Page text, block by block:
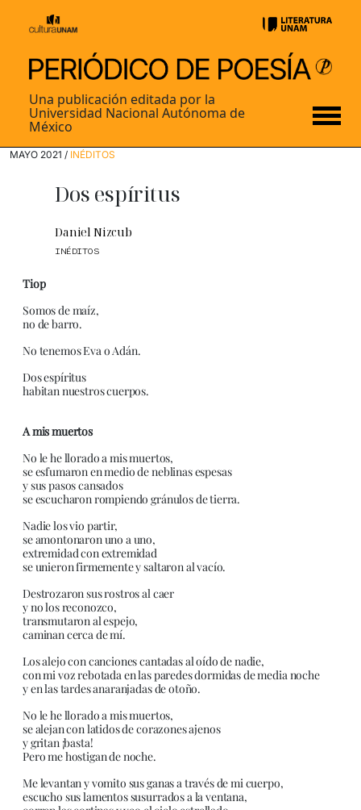
Una publicación editada por la
Universidad Nacional Autónoma de
México
MAYO 2021 / INÉDITOS
Dos espíritus
Daniel Nizcub
INÉDITOS
Tiop
Somos de maíz,
no de barro.
No tenemos Eva o Adán.
Dos espíritus
habitan nuestros cuerpos.
A mis muertos
No le he llorado a mis muertos,
se esfumaron en medio de neblinas espesas
y sus pasos cansados
se escucharon rompiendo gránulos de tierra.
Nadie los vio partir,
se amontonaron uno a uno,
extremidad con extremidad
se unieron firmemente y saltaron al vacío.
Destrozaron sus rostros al caer
y no los reconozco,
transmutaron al espejo,
caminan cerca de mí.
Los alejo con canciones cantadas al oído de nadie,
con mi voz rebotada en las paredes dormidas de media noche
y en las tardes anaranjadas de otoño.
No le he llorado a mis muertos,
se alejan con latidos de corazones ajenos
y gritan ¡basta!
Pero me hostigan de noche.
Me levantan y vomito sus ganas a través de mi cuerpo,
escucho sus lamentos susurrados a la ventana,